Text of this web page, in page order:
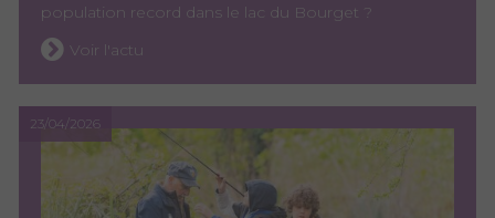
population record dans le lac du Bourget ?
Voir l'actu
23/04/2026